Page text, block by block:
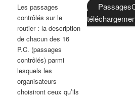
Les passages
contrôlés sur le
routier : la description
de chacun des 16
P.C. (passages
contrôlés) parmi
lesquels les
organisateurs
choisiront ceux qu’ils